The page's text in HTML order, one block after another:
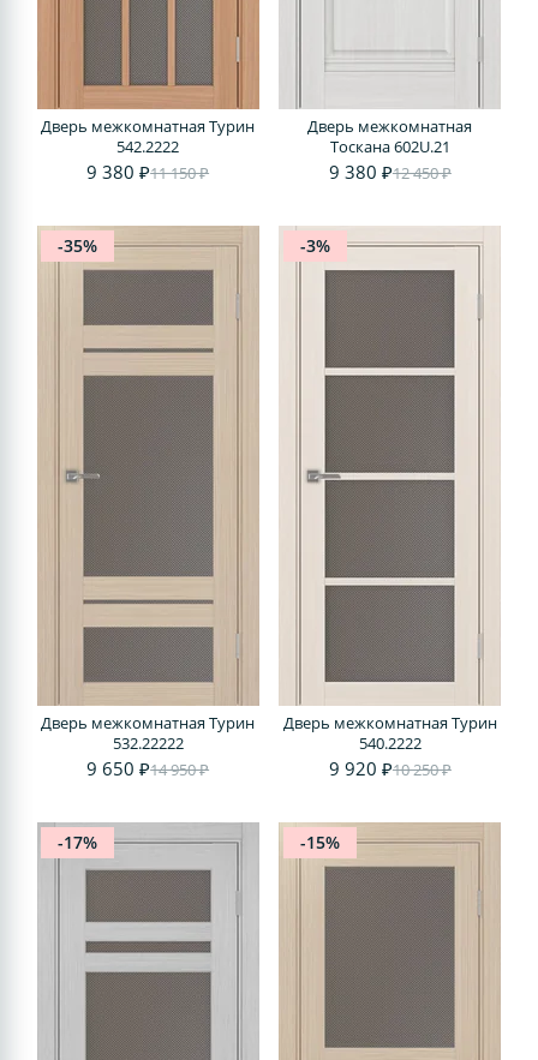
Дверь межкомнатная Турин
542.2222
9 380 ₽11 150 ₽
Дверь межкомнатная
Тоскана 602U.21
9 380 ₽12 450 ₽
-35%
Дверь межкомнатная Турин
532.22222
9 650 ₽14 950 ₽
-3%
Дверь межкомнатная Турин
540.2222
9 920 ₽10 250 ₽
-17% -15%